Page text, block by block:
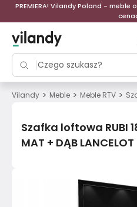
PREMIERA! Vilandy Poland -
Vilandy > Meble > Meble RTV >
Szafka loftowa RUBI
MAT + DĄB LANCELOT